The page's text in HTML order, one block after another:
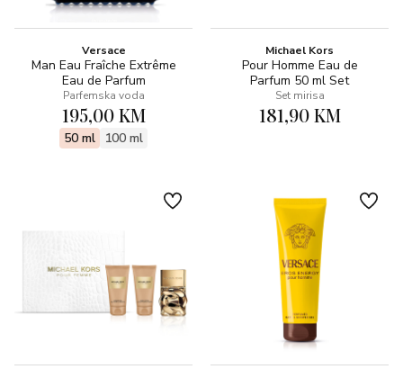
Versace
Man Eau Fraîche Extrême
Eau de Parfum
Parfemska voda
195,00 KM
50 ml 100 ml
Michael Kors
Pour Homme Eau de
Parfum 50 ml Set
Set mirisa
181,90 KM